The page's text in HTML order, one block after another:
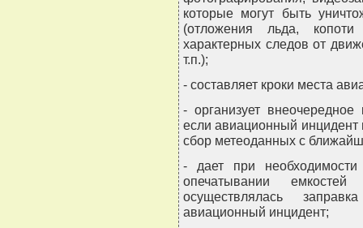
которые могут быть
(отложения льда,
характерных следов от
т.п.);
- составляет кроки места
- организует
если авиационный инцидент
сбор метеоданных с
- дает при
опечатывании
осуществлялась
авиационный инцидент;